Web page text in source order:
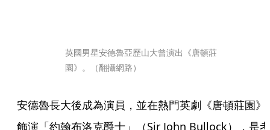
英國男星安德魯亞歷山大曾演出《唐頓莊
園》。（翻攝網路）
安德魯長大後成為演員，並在熱門英劇《唐頓莊園》
飾演「約翰布洛克爵士」（Sir John Bullock），是考